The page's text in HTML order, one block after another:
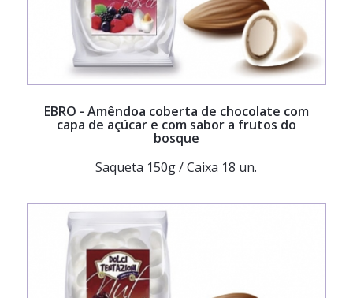
EBRO - Amêndoa coberta de chocolate com
capa de açúcar e com sabor a frutos do
bosque
Saqueta 150g / Caixa 18 un.